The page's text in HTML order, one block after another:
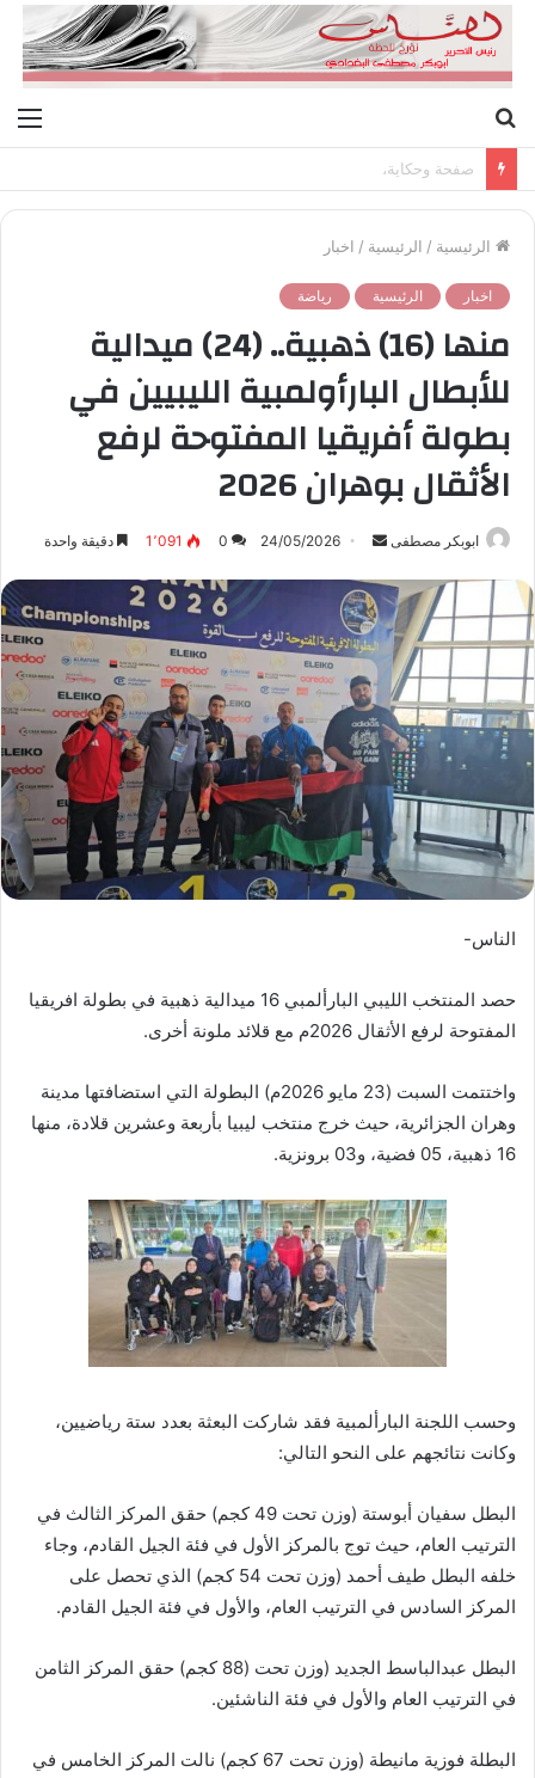
عن
صفحة وحكاية،
الرئيسية / الرئيسية / اخبار
اخبار الرئيسية رياضة
منها (16) ذهبية.. (24) ميدالية
للأبطال البارأولمبية الليبيين في
بطولة أفريقيا المفتوحة لرفع
الأثقال بوهران 2026
ابوبكر مصطفى
س
ل
ب
ر
ي
د
إ
ل
ت
ي
ا
24/05/2026
0 1٬091 دقيقة واحدة
الناس-
حصد المنتخب الليبي البارألمبي 16 ميدالية ذهبية في بطولة افريقيا
المفتوحة لرفع الأثقال 2026م مع قلائد ملونة أخرى.
واختتمت السبت (23 مايو 2026م) البطولة التي استضافتها مدينة
وهران الجزائرية، حيث خرج منتخب ليبيا بأربعة وعشرين قلادة، منها
16 ذهبية، 05 فضية، و03 برونزية.
وحسب اللجنة البارألمبية فقد شاركت البعثة بعدد ستة رياضيين،
وكانت نتائجهم على النحو التالي:
البطل سفيان أبوستة (وزن تحت 49 كجم) حقق المركز الثالث في
الترتيب العام، حيث توج بالمركز الأول في فئة الجيل القادم، وجاء
خلفه البطل طيف أحمد (وزن تحت 54 كجم) الذي تحصل على
المركز السادس في الترتيب العام، والأول في فئة الجيل القادم.
البطل عبدالباسط الجديد (وزن تحت (88 كجم) حقق المركز الثامن
في الترتيب العام والأول في فئة الناشئين.
البطلة فوزية مانيطة (وزن تحت 67 كجم) نالت المركز الخامس في